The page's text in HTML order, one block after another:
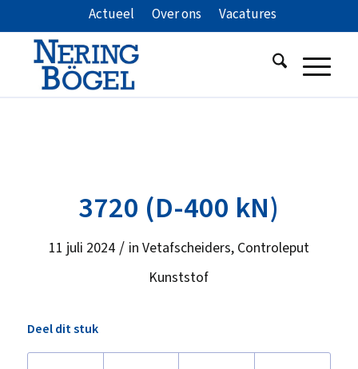
Actueel Over ons Vacatures
3720 (D-400 kN)
11 juli 2024 / in Vetafscheiders, Controleput
Kunststof
Deel dit stuk